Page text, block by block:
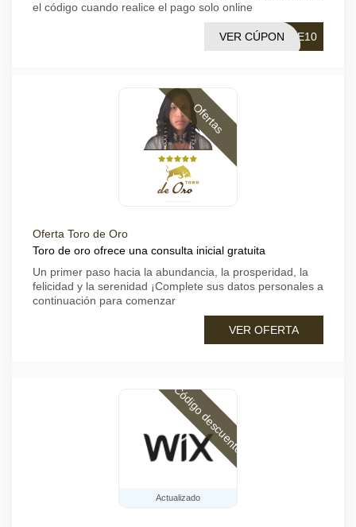
el código cuando realice el pago solo online
KE10
VER CÚPON
Ofertas
Oferta Toro de Oro
Toro de oro ofrece una consulta inicial gratuita
Un primer paso hacia la abundancia, la prosperidad, la
felicidad y la serenidad ¡Complete sus datos personales a
continuación para comenzar
VER OFERTA
Actualizado
Código descuento